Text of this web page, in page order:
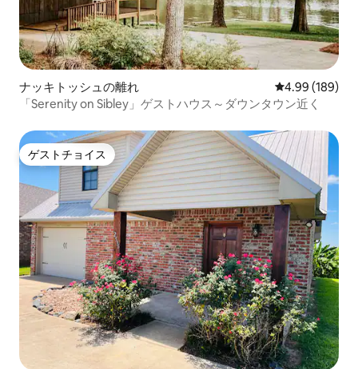
ナッキトッシュの離れ レビュー189
4.99 (189)
「Serenity on Sibley」ゲストハウス～ダウンタウン近く
ゲストチョイス
ゲストチョイス